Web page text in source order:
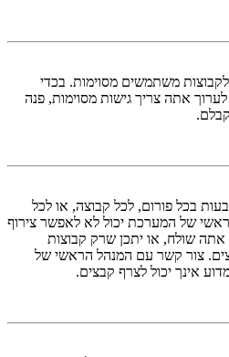
משתמשים מסוימות. בכדי
אתה צריך גישות מסוימות, פנה
בכל פורום, לכל קבוצה, או לכל
של המערכת יכול לא לאפשר צירוף
אתה שולח, או יתכן שרק קבוצות
צור קשר עם המנהל הראשי של
אינך יכול לצרף קבצים.